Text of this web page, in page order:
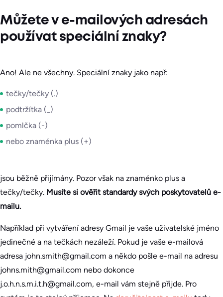
Můžete v e-mailových adresách
používat speciální znaky?
Ano! Ale ne všechny. Speciální znaky jako např:
tečky/tečky (.)
podtržítka (_)
pomlčka (-)
nebo znaménka plus (+)
jsou běžně přijímány. Pozor však na znaménko plus a
tečky/tečky. Musíte si ověřit standardy svých poskytovatelů e-
mailu.
Například při vytváření adresy Gmail je vaše uživatelské jméno
jedinečné a na tečkách nezáleží. Pokud je vaše e-mailová
adresa john.smith@gmail.com a někdo pošle e-mail na adresu
johns.mith@gmail.com nebo dokonce
j.o.h.n.s.m.i.t.h@gmail.com, e-mail vám stejně přijde. Pro